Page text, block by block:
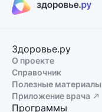
Здоровье.ру
О проекте
Справочник
Полезные материалы
Приложение врача
Программы